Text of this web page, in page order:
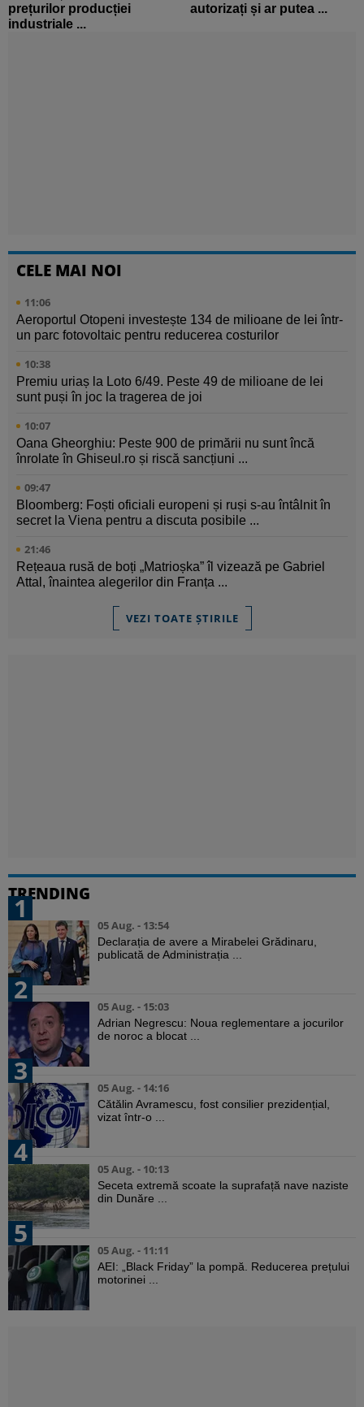
prețurilor producției
industriale ...
autorizați și ar putea ...
CELE MAI NOI
11:06
Aeroportul Otopeni investește 134 de milioane de lei într-
un parc fotovoltaic pentru reducerea costurilor
10:38
Premiu uriaș la Loto 6/49. Peste 49 de milioane de lei
sunt puși în joc la tragerea de joi
10:07
Oana Gheorghiu: Peste 900 de primării nu sunt încă
înrolate în Ghiseul.ro și riscă sancțiuni ...
09:47
Bloomberg: Foști oficiali europeni și ruși s-au întâlnit în
secret la Viena pentru a discuta posibile ...
21:46
Rețeaua rusă de boți „Matrioșka” îl vizează pe Gabriel
Attal, înaintea alegerilor din Franța ...
VEZI TOATE ȘTIRILE
TRENDING
1
05 Aug. - 13:54
Declarația de avere a Mirabelei Grădinaru,
publicată de Administrația ...
2
05 Aug. - 15:03
Adrian Negrescu: Noua reglementare a jocurilor
de noroc a blocat ...
3
05 Aug. - 14:16
Cătălin Avramescu, fost consilier prezidențial,
vizat într-o ...
4
05 Aug. - 10:13
Seceta extremă scoate la suprafață nave naziste
din Dunăre ...
5
05 Aug. - 11:11
AEI: „Black Friday” la pompă. Reducerea prețului
motorinei ...